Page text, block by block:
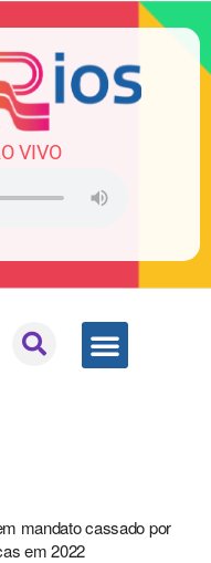
VIVO
mandato cassado por
em 2022